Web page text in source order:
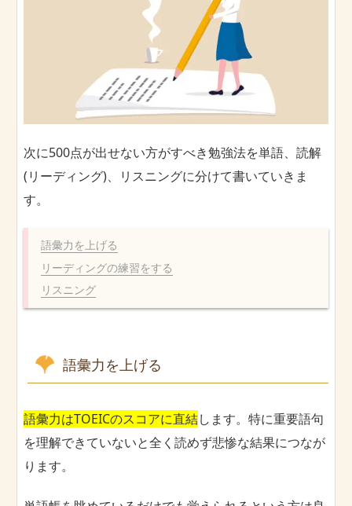
次に500点が出せない方がすべき勉強法を単語、読解
(リーディング)、リスニングに分けて書いていきま
す。
語彙力を上げる
リーディングの練習をする
リスニング
語彙力を上げる
語彙力はTOEICのスコアに直結します。特に重要語句
を理解できていないと全く読めず悲惨な結果につなが
ります。